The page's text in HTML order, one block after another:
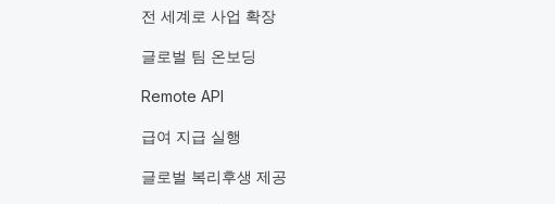
전 세계로 사업 확장
글로벌 팀 온보딩
Remote API
급여 지급 실행
글로벌 복리후생 제공